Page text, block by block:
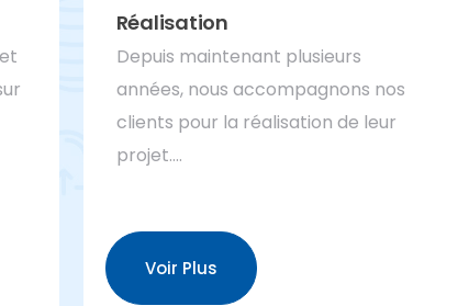
Réalisation
Depuis maintenant plusieurs
années, nous accompagnons nos
clients pour la réalisation de leur
projet….
Voir Plus